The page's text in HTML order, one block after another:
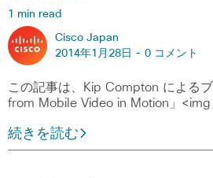
1 min read
Cisco Japan
2014年1月28日 - 0 コメント
この記事は、Kip Compton による
from Mobile Video in Motion」
続きを読む